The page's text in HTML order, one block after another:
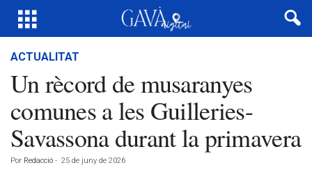
ACTUALITAT
Un rècord de musaranyes
comunes a les Guilleries-
Savassona durant la primavera
Por Redacció - 25 de juny de 2026